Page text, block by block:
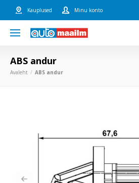
Kauplused Minu konto
ABS andur
Avaleht ABS andur